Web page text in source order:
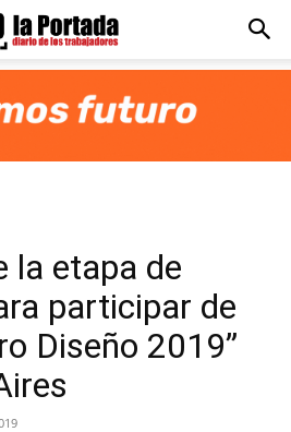
la etapa de
participar de
Diseño 2019”